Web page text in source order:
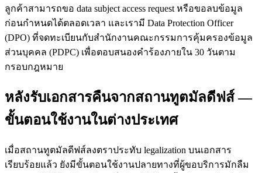
ลูกค้าสามารถขอ data subject access request หรือขอลบข้อมูล
ก่อนกำหนดได้ตลอดเวลา และเรามี Data Protection Officer
(DPO) ที่จดทะเบียนกับสำนักงานคณะกรรมการคุ้มครองข้อมูล
ส่วนบุคคล (PDPC) เพื่อตอบสนองคำร้องภายใน 30 วันตาม
กรอบกฎหมาย
หลังรับเอกสารคืนจากสถานทูตมัลดีฟส์ —
ขั้นตอนใช้งานในต่างประเทศ
เมื่อสถานทูตมัลดีฟส์ลงตราประทับ legalization บนเอกสาร
เรียบร้อยแล้ว ยังมีขั้นตอนใช้งานปลายทางที่ผู้ขอบริการมักลืม